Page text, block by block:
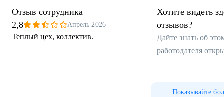
Отзыв сотрудника
2,8
Апрель 2026
Теплый цех, коллектив.
Хотите видеть
отзывов?
Дайте знать об
работодателя
Показывайте